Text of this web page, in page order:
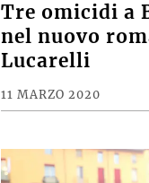
Tre omicidi a
nel nuovo
Lucarelli
11 MARZO 2020